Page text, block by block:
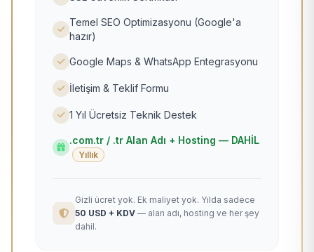
Temel SEO Optimizasyonu (Google'a
hazır)
Google Maps & WhatsApp Entegrasyonu
İletişim & Teklif Formu
1 Yıl Ücretsiz Teknik Destek
.com.tr / .tr Alan Adı + Hosting — DAHİL
Yıllık
Gizli ücret yok. Ek maliyet yok. Yılda sadece
50 USD + KDV — alan adı, hosting ve her şey
dahil.